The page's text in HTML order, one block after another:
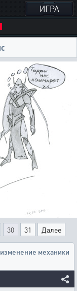
ИГРА
30 31 Далее
изменение механики